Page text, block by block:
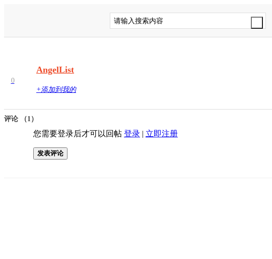
0
AngelList
+添加到我的
评论 （1）
您需要登录后才可以回帖 登录 | 立即注册
发表评论